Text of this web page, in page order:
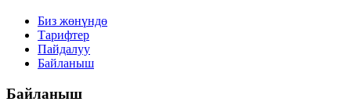
Биз жөнүндө
Тарифтер
Пайдалуу
Байланыш
Байланыш